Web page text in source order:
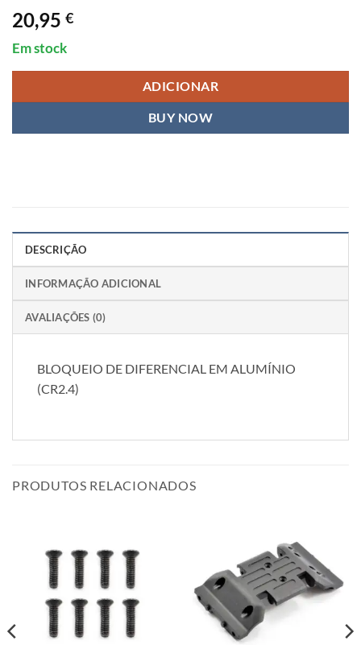
20,95 €
Em stock
ADICIONAR
BUY NOW
DESCRIÇÃO
INFORMAÇÃO ADICIONAL
AVALIAÇÕES (0)
BLOQUEIO DE DIFERENCIAL EM ALUMÍNIO
(CR2.4)
PRODUTOS RELACIONADOS